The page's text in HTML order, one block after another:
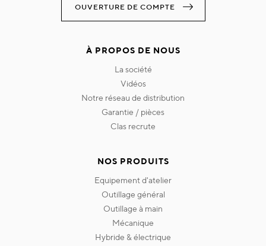
OUVERTURE DE COMPTE
À PROPOS DE NOUS
la société
vidéos
notre réseau de distribution
garantie / pièces
clas recrute
NOS PRODUITS
equipement d'atelier
outillage général
outillage à main
mécanique
hybride & électrique